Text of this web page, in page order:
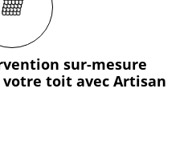
sur-mesure
toit avec Artisan